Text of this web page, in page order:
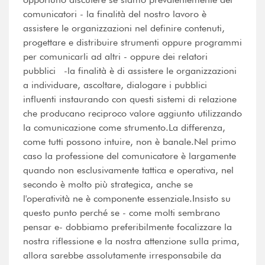
comunicatori - la finalità del nostro lavoro è
assistere le organizzazioni nel definire contenuti,
progettare e distribuire strumenti oppure programmi
per comunicarli ad altri - oppure dei relatori
pubblici -la finalità è di assistere le organizzazioni
a individuare, ascoltare, dialogare i pubblici
influenti instaurando con questi sistemi di relazione
che producano reciproco valore aggiunto utilizzando
la comunicazione come strumento.La differenza,
come tutti possono intuire, non è banale.Nel primo
caso la professione del comunicatore è largamente
quando non esclusivamente tattica e operativa, nel
secondo è molto più strategica, anche se
l'operatività ne è componente essenziale.Insisto su
questo punto perché se - come molti sembrano
pensar e- dobbiamo preferibilmente focalizzare la
nostra riflessione e la nostra attenzione sulla prima,
allora sarebbe assolutamente irresponsabile da